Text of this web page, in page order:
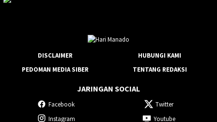
DISCLAIMER
HUBUNGI KAMI
PEDOMAN MEDIA SIBER
TENTANG REDAKSI
JARINGAN SOCIAL
Facebook
Twitter
Instagram
Youtube